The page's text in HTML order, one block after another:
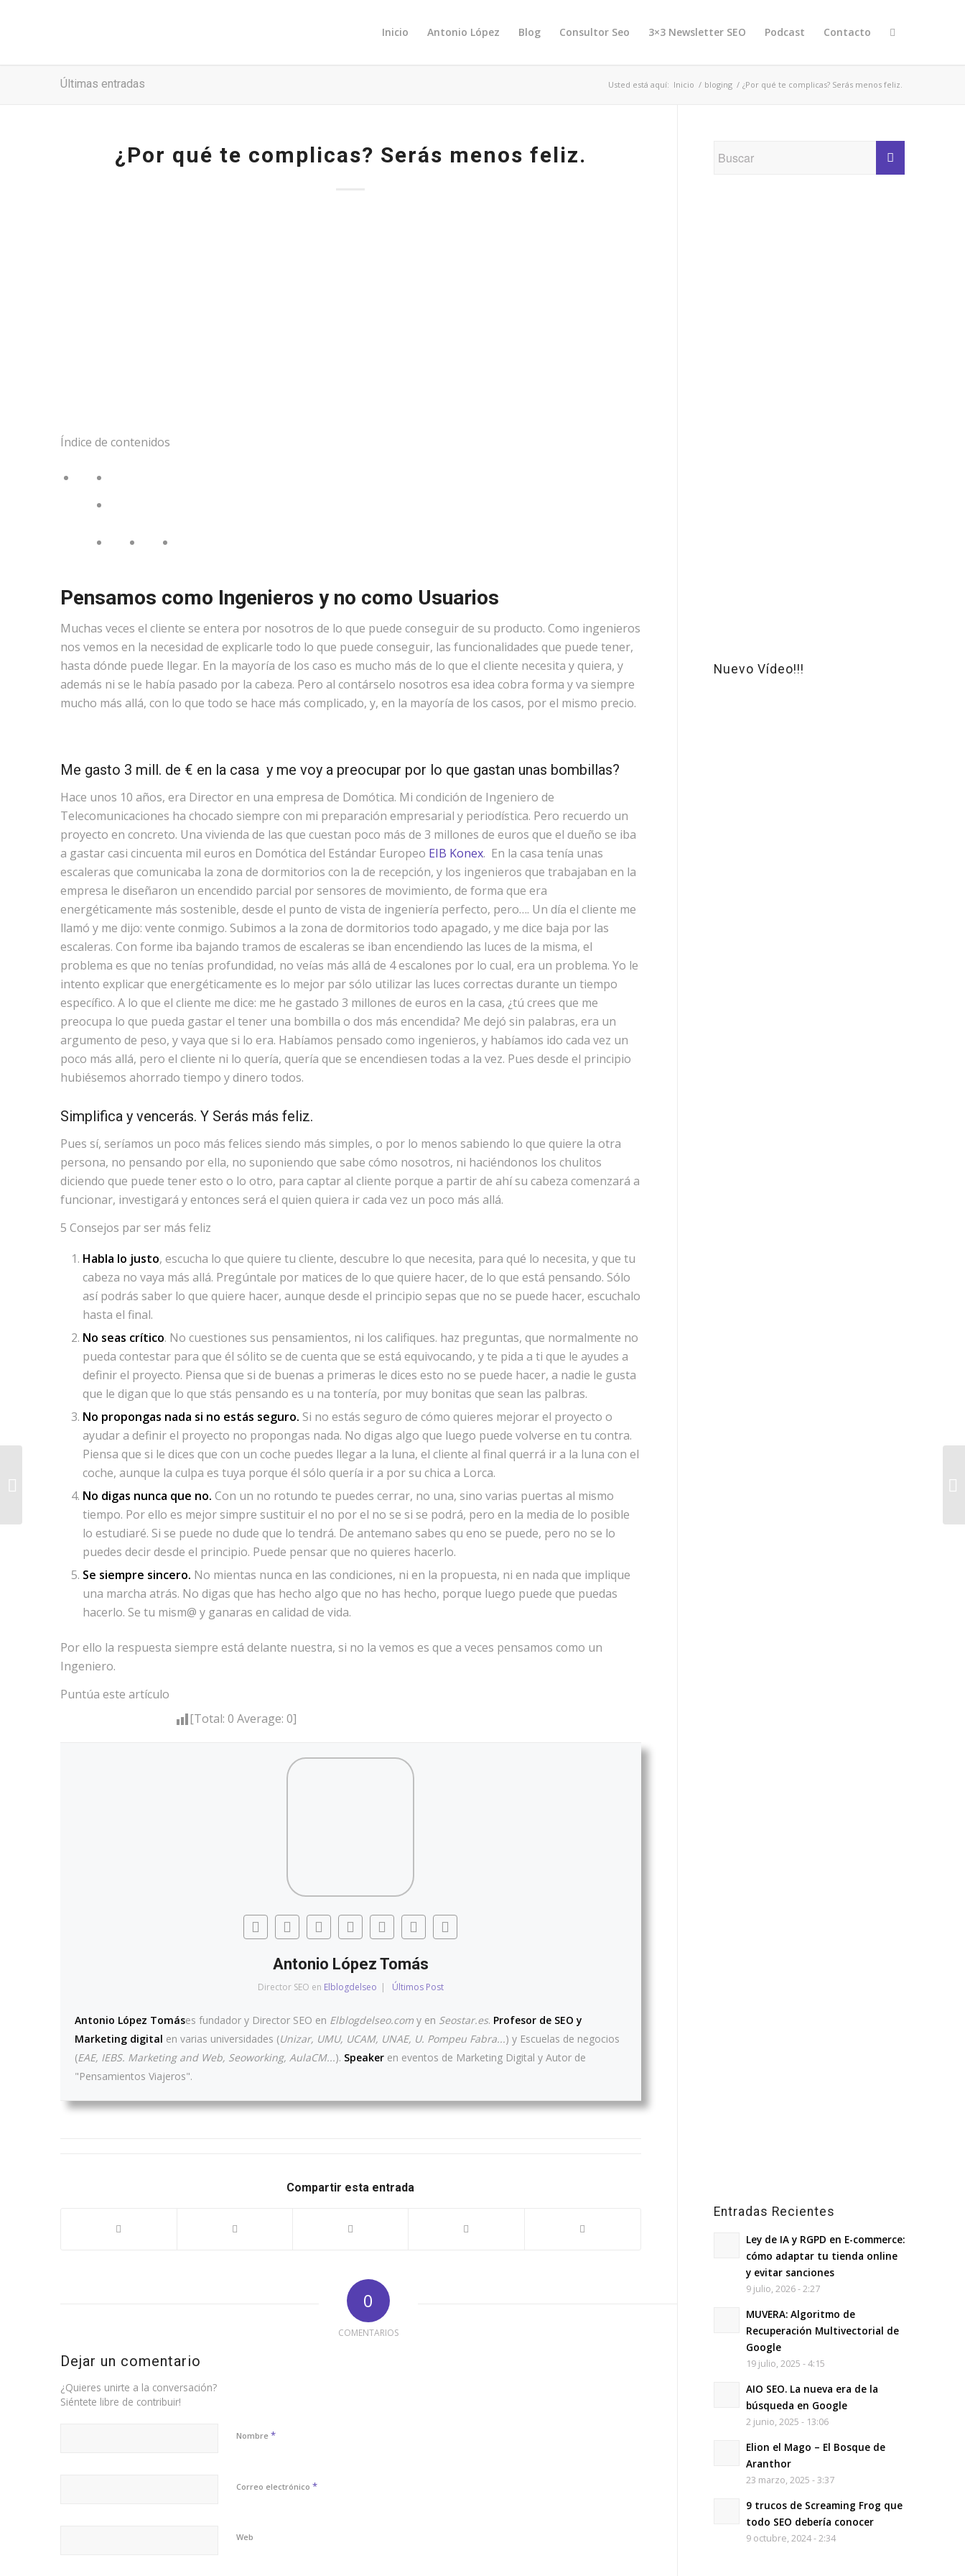
Inicio Antonio López Blog Consultor Seo 3×3 Newsletter SEO Podcast Contacto
Últimas entradas Usted está aquí: Inicio / bloging / ¿Por qué te complicas? Serás menos feliz.
¿Por qué te complicas? Serás menos feliz.
Índice de contenidos
Pensamos como Ingenieros y no como Usuarios
Muchas veces el cliente se entera por nosotros de lo que puede conseguir de su producto. Como ingenieros
nos vemos en la necesidad de explicarle todo lo que puede conseguir, las funcionalidades que puede tener,
hasta dónde puede llegar. En la mayoría de los caso es mucho más de lo que el cliente necesita y quiera, y
además ni se le había pasado por la cabeza. Pero al contárselo nosotros esa idea cobra forma y va siempre
mucho más allá, con lo que todo se hace más complicado, y, en la mayoría de los casos, por el mismo precio.
Me gasto 3 mill. de € en la casa y me voy a preocupar por lo que gastan unas bombillas?
Hace unos 10 años, era Director en una empresa de Domótica. Mi condición de Ingeniero de
Telecomunicaciones ha chocado siempre con mi preparación empresarial y periodística. Pero recuerdo un
proyecto en concreto. Una vivienda de las que cuestan poco más de 3 millones de euros que el dueño se iba
a gastar casi cincuenta mil euros en Domótica del Estándar Europeo EIB Konex. En la casa tenía unas
escaleras que comunicaba la zona de dormitorios con la de recepción, y los ingenieros que trabajaban en la
empresa le diseñaron un encendido parcial por sensores de movimiento, de forma que era
energéticamente más sostenible, desde el punto de vista de ingeniería perfecto, pero…. Un día el cliente me
llamó y me dijo: vente conmigo. Subimos a la zona de dormitorios todo apagado, y me dice baja por las
escaleras. Con forme iba bajando tramos de escaleras se iban encendiendo las luces de la misma, el
problema es que no tenías profundidad, no veías más allá de 4 escalones por lo cual, era un problema. Yo le
intento explicar que energéticamente es lo mejor par sólo utilizar las luces correctas durante un tiempo
específico. A lo que el cliente me dice: me he gastado 3 millones de euros en la casa, ¿tú crees que me
preocupa lo que pueda gastar el tener una bombilla o dos más encendida? Me dejó sin palabras, era un
argumento de peso, y vaya que si lo era. Habíamos pensado como ingenieros, y habíamos ido cada vez un
poco más allá, pero el cliente ni lo quería, quería que se encendiesen todas a la vez. Pues desde el principio
hubiésemos ahorrado tiempo y dinero todos.
Simplifica y vencerás. Y Serás más feliz.
Pues sí, seríamos un poco más felices siendo más simples, o por lo menos sabiendo lo que quiere la otra
persona, no pensando por ella, no suponiendo que sabe cómo nosotros, ni haciéndonos los chulitos
diciendo que puede tener esto o lo otro, para captar al cliente porque a partir de ahí su cabeza comenzará a
funcionar, investigará y entonces será el quien quiera ir cada vez un poco más allá.
5 Consejos par ser más feliz
Habla lo justo, escucha lo que quiere tu cliente, descubre lo que necesita, para qué lo necesita, y que tu
cabeza no vaya más allá. Pregúntale por matices de lo que quiere hacer, de lo que está pensando. Sólo
así podrás saber lo que quiere hacer, aunque desde el principio sepas que no se puede hacer, escuchalo
hasta el final.
No seas crítico. No cuestiones sus pensamientos, ni los califiques. haz preguntas, que normalmente no
pueda contestar para que él sólito se de cuenta que se está equivocando, y te pida a ti que le ayudes a
definir el proyecto. Piensa que si de buenas a primeras le dices esto no se puede hacer, a nadie le gusta
que le digan que lo que stás pensando es u na tontería, por muy bonitas que sean las palbras.
No propongas nada si no estás seguro. Si no estás seguro de cómo quieres mejorar el proyecto o
ayudar a definir el proyecto no propongas nada. No digas algo que luego puede volverse en tu contra.
Piensa que si le dices que con un coche puedes llegar a la luna, el cliente al final querrá ir a la luna con el
coche, aunque la culpa es tuya porque él sólo quería ir a por su chica a Lorca.
No digas nunca que no. Con un no rotundo te puedes cerrar, no una, sino varias puertas al mismo
tiempo. Por ello es mejor simpre sustituir el no por el no se si se podrá, pero en la media de lo posible
lo estudiaré. Si se puede no dude que lo tendrá. De antemano sabes qu eno se puede, pero no se lo
puedes decir desde el principio. Puede pensar que no quieres hacerlo.
Se siempre sincero. No mientas nunca en las condiciones, ni en la propuesta, ni en nada que implique
una marcha atrás. No digas que has hecho algo que no has hecho, porque luego puede que puedas
hacerlo. Se tu mism@ y ganaras en calidad de vida.
Por ello la respuesta siempre está delante nuestra, si no la vemos es que a veces pensamos como un
Ingeniero.
Puntúa este artículo
[Total: 0 Average: 0]
Antonio López Tomás
Director SEO en Elblogdelseo | Últimos Post
Antonio López Tomáses fundador y Director SEO en Elblogdelseo.comy en Seostar.es. Profesor de SEO y
Marketing digital en varias universidades (Unizar, UMU, UCAM, UNAE, U. Pompeu Fabra...) y Escuelas de negocios
(EAE, IEBS. Marketing and Web, Seoworking, AulaCM...). Speakeren eventos de Marketing Digital y Autor de
"Pensamientos Viajeros".
Compartir esta entrada
0
COMENTARIOS
Dejar un comentario
¿Quieres unirte a la conversación?
Siéntete libre de contribuir!
Nombre *
Correo electrónico *
Web
Nuevo Vídeo!!!
Entradas Recientes
Ley de IA y RGPD en E-commerce:
cómo adaptar tu tienda online
y evitar sanciones
9 julio, 2026 - 2:27
MUVERA: Algoritmo de
Recuperación Multivectorial de
Google
19 julio, 2025 - 4:15
AIO SEO. La nueva era de la
búsqueda en Google
2 junio, 2025 - 13:06
Elion el Mago – El Bosque de
Aranthor
23 marzo, 2025 - 3:37
9 trucos de Screaming Frog que
todo SEO debería conocer
9 octubre, 2024 - 2:34
Google Panda